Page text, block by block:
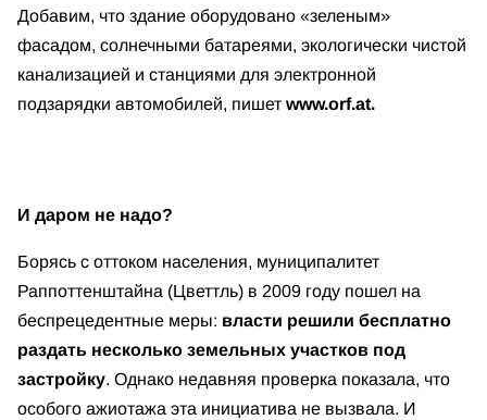
Добавим, что здание оборудовано «зеленым»
фасадом, солнечными батареями, экологически чистой
канализацией и станциями для электронной
подзарядки автомобилей, пишет www.orf.at.
И даром не надо?
Борясь с оттоком населения, муниципалитет
Раппоттенштайна (Цветтль) в 2009 году пошел на
беспрецедентные меры: власти решили бесплатно
раздать несколько земельных участков под
застройку. Однако недавняя проверка показала, что
особого ажиотажа эта инициатива не вызвала. И